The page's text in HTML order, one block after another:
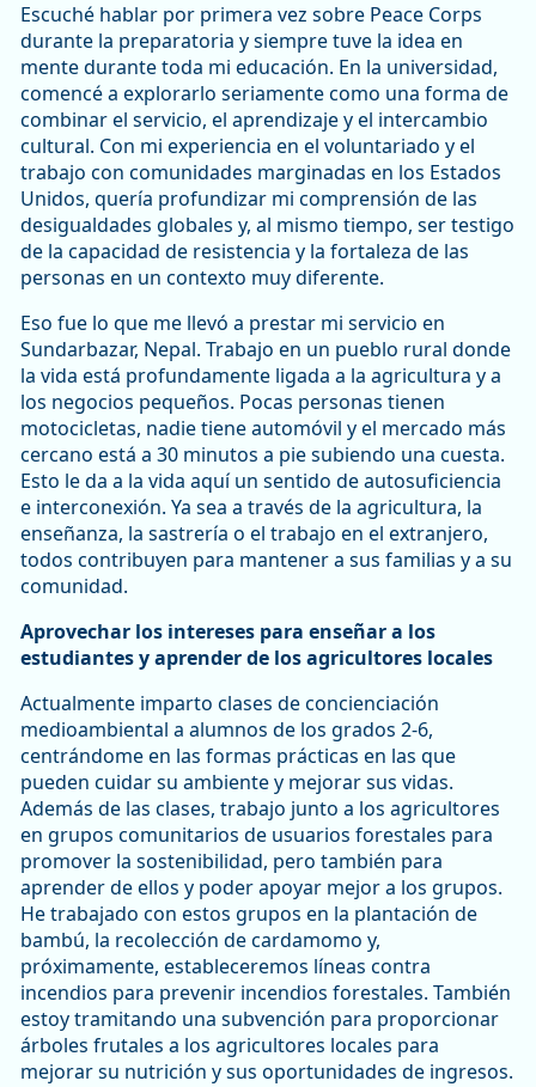
Escuché hablar por primera vez sobre Peace Corps
durante la preparatoria y siempre tuve la idea en
mente durante toda mi educación. En la universidad,
comencé a explorarlo seriamente como una forma de
combinar el servicio, el aprendizaje y el intercambio
cultural. Con mi experiencia en el voluntariado y el
trabajo con comunidades marginadas en los Estados
Unidos, quería profundizar mi comprensión de las
desigualdades globales y, al mismo tiempo, ser testigo
de la capacidad de resistencia y la fortaleza de las
personas en un contexto muy diferente.
Eso fue lo que me llevó a prestar mi servicio en
Sundarbazar, Nepal. Trabajo en un pueblo rural donde
la vida está profundamente ligada a la agricultura y a
los negocios pequeños. Pocas personas tienen
motocicletas, nadie tiene automóvil y el mercado más
cercano está a 30 minutos a pie subiendo una cuesta.
Esto le da a la vida aquí un sentido de autosuficiencia
e interconexión. Ya sea a través de la agricultura, la
enseñanza, la sastrería o el trabajo en el extranjero,
todos contribuyen para mantener a sus familias y a su
comunidad.
Aprovechar los intereses para enseñar a los
estudiantes y aprender de los agricultores locales
Actualmente imparto clases de concienciación
medioambiental a alumnos de los grados 2-6,
centrándome en las formas prácticas en las que
pueden cuidar su ambiente y mejorar sus vidas.
Además de las clases, trabajo junto a los agricultores
en grupos comunitarios de usuarios forestales para
promover la sostenibilidad, pero también para
aprender de ellos y poder apoyar mejor a los grupos.
He trabajado con estos grupos en la plantación de
bambú, la recolección de cardamomo y,
próximamente, estableceremos líneas contra
incendios para prevenir incendios forestales. También
estoy tramitando una subvención para proporcionar
árboles frutales a los agricultores locales para
mejorar su nutrición y sus oportunidades de ingresos.